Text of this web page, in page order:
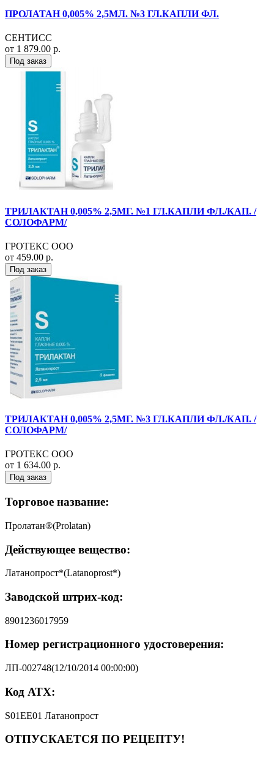
ПРОЛАТАН 0,005% 2,5МЛ. №3 ГЛ.КАПЛИ ФЛ.
СЕНТИСС
от 1 879.00 р.
Под заказ
ТРИЛАКТАН 0,005% 2,5МГ. №1 ГЛ.КАПЛИ ФЛ./КАП. /
СОЛОФАРМ/
ГРОТЕКС ООО
от 459.00 р.
Под заказ
ТРИЛАКТАН 0,005% 2,5МГ. №3 ГЛ.КАПЛИ ФЛ./КАП. /
СОЛОФАРМ/
ГРОТЕКС ООО
от 1 634.00 р.
Под заказ
Торговое название:
Пролатан®(Prolatan)
Действующее вещество:
Латанопрост*(Latanoprost*)
Заводской штрих-код:
8901236017959
Номер регистрационного удостоверения:
ЛП-002748(12/10/2014 00:00:00)
Код АТХ:
S01EE01 Латанопрост
ОТПУСКАЕТСЯ ПО РЕЦЕПТУ!